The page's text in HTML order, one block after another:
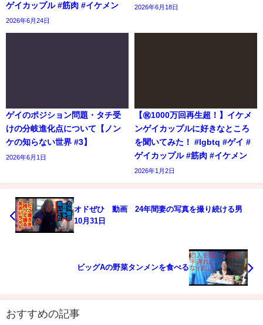
ゲイカップル #筋肉 #イケメン
2026年6月24日
2026年6月18日
ゲイのポジション問題・タチ受
けの分岐進化点について【ノン
ケの知らない世界 #3】
2026年6月1日
【㊗️1000万回再生超！】イケメ
ンゲイカップルに好きなところ
を聞いてみた！ #lgbtq #ゲイ #
ゲイカップル #筋肉 #イケメン
2026年1月2日
オドぜひ 動画 24年間妻の写真を撮り続ける男
10月31日
ビッグAの野菜タンメンを食べる
おすすめの記事